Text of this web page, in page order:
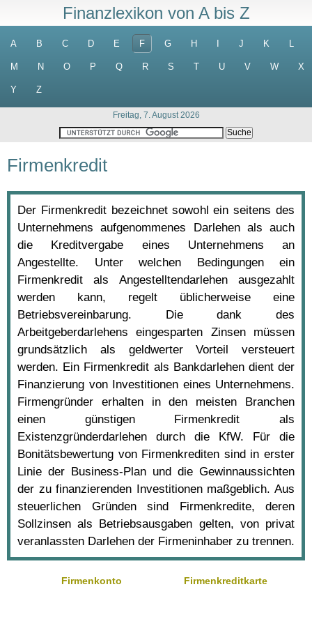
Finanzlexikon von A bis Z
A B C D E F G H J K L
M N O P Q R S T U V W X
Y Z
Freitag, 7. August 2026
Firmenkredit
Der Firmenkredit bezeichnet sowohl ein seitens des
Unternehmens aufgenommenes Darlehen als auch
die Kreditvergabe eines Unternehmens an
Angestellte. Unter welchen Bedingungen ein
Firmenkredit als Angestelltendarlehen ausgezahlt
werden kann, regelt üblicherweise eine
Betriebsvereinbarung. Die dank des
Arbeitgeberdarlehens eingesparten Zinsen müssen
grundsätzlich als geldwerter Vorteil versteuert
werden. Ein Firmenkredit als Bankdarlehen dient der
Finanzierung von Investitionen eines Unternehmens.
Firmengründer erhalten in den meisten Branchen
einen günstigen Firmenkredit als
Existenzgründerdarlehen durch die KfW. Für die
Bonitätsbewertung von Firmenkrediten sind in erster
Linie der Business-Plan und die Gewinnaussichten
der zu finanzierenden Investitionen maßgeblich. Aus
steuerlichen Gründen sind Firmenkredite, deren
Sollzinsen als Betriebsausgaben gelten, von privat
veranlassten Darlehen der Firmeninhaber zu trennen.
Firmenkonto Firmenkreditkarte